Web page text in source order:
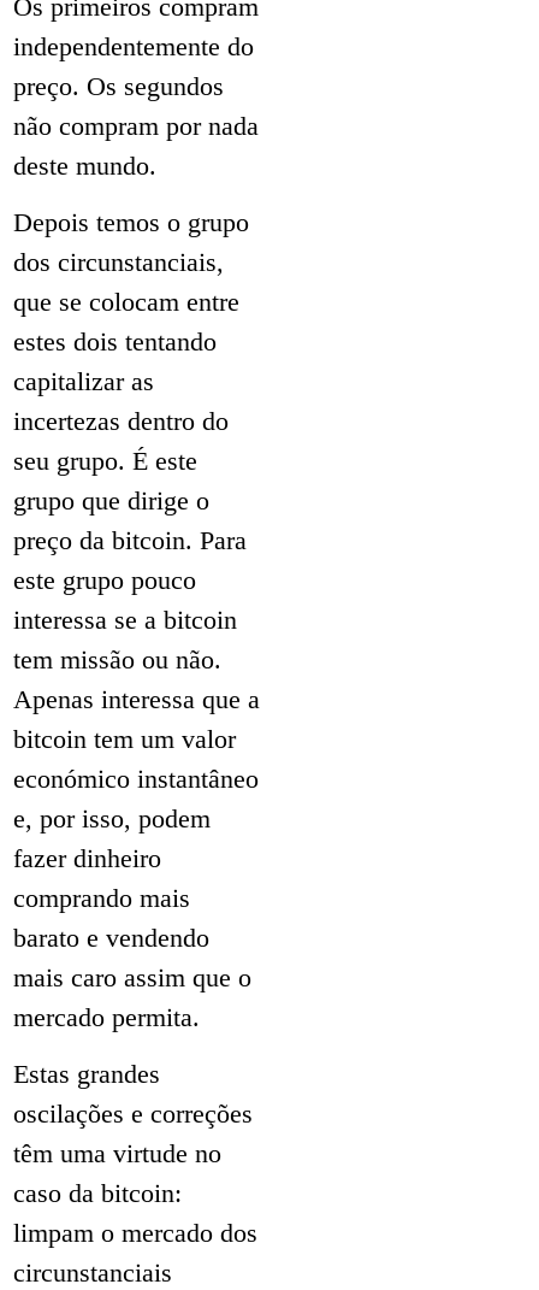
Os primeiros compram
independentemente do
preço. Os segundos
não compram por nada
deste mundo.
Depois temos o grupo
dos circunstanciais,
que se colocam entre
estes dois tentando
capitalizar as
incertezas dentro do
seu grupo. É este
grupo que dirige o
preço da bitcoin. Para
este grupo pouco
interessa se a bitcoin
tem missão ou não.
Apenas interessa que a
bitcoin tem um valor
económico instantâneo
e, por isso, podem
fazer dinheiro
comprando mais
barato e vendendo
mais caro assim que o
mercado permita.
Estas grandes
oscilações e correções
têm uma virtude no
caso da bitcoin:
limpam o mercado dos
circunstanciais